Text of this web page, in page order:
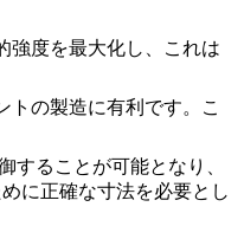
強度を最大化し、これは
トの製造に有利です。こ
することが可能となり、
に正確な寸法を必要とし